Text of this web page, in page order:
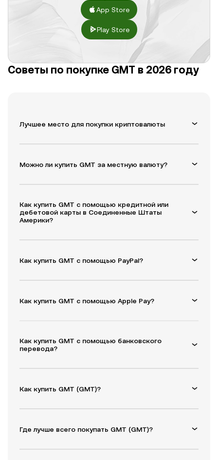
App Store
Play Store
Советы по покупке GMT в 2026 году
Лучшее место для покупки криптовалюты
Можно ли купить GMT за местную валюту?
Как купить GMT с помощью кредитной или
дебетовой карты в Соединенные Штаты
Америки?
Как купить GMT с помощью PayPal?
Как купить GMT с помощью Apple Pay?
Как купить GMT с помощью банковского
перевода?
Как купить GMT (GMT)?
Где лучше всего покупать GMT (GMT)?